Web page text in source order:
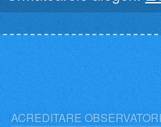
ACREDITARE OBSERVATORI